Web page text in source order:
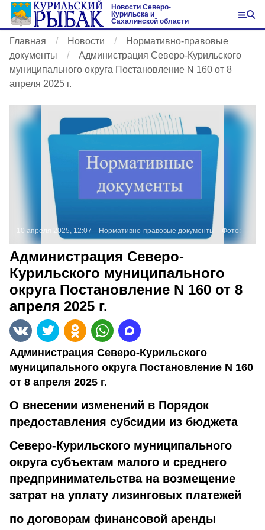
Новости Северо-
Курильска и
Сахалинской области
Главная Новости
Нормативно-правовые
документы
Администрация Северо-Курильского
муниципального округа Постановление N 160 от 8
апреля 2025 г.
10 апреля 2025, 12:07 Нормативно-правовые документы Фото:
Администрация Северо-
Курильского муниципального
округа Постановление N 160 от 8
апреля 2025 г.
Администрация Северо-Курильского
муниципального округа Постановление N 160
от 8 апреля 2025 г.
О внесении изменений в Порядок
предоставления субсидии из бюджета
Северо-Курильского муниципального
округа субъектам малого и среднего
предпринимательства на возмещение
затрат на уплату лизинговых платежей
по договорам финансовой аренды